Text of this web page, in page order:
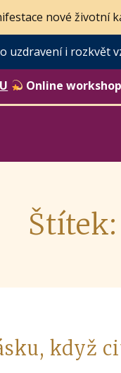
nové životní
uzdravení i rozkvět
Online
když